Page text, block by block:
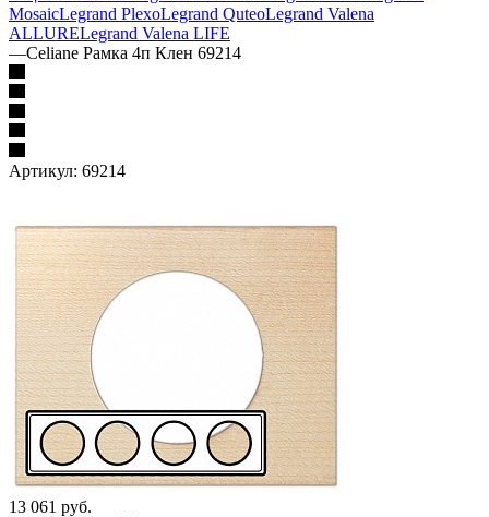
MosaicLegrand PlexoLegrand QuteoLegrand Valena
ALLURELegrand Valena LIFE
—Celiane Рамка 4п Клен 69214
Артикул: 69214
13 061 руб.